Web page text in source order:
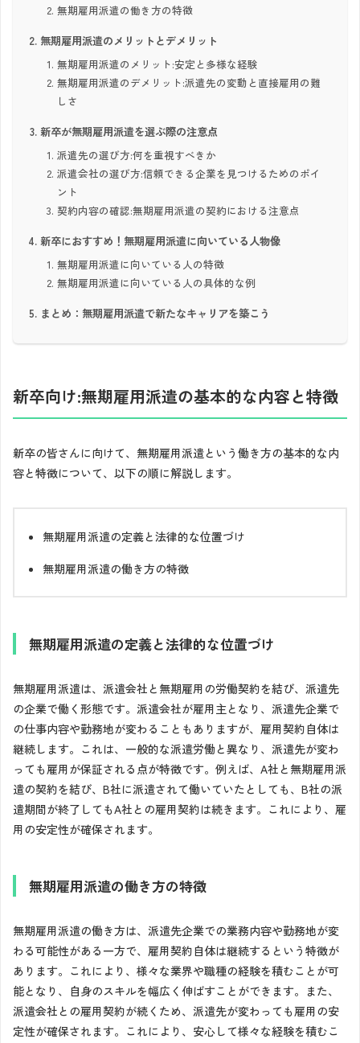
無期雇用派遣の働き方の特徴
無期雇用派遣のメリットとデメリット
無期雇用派遣のメリット:安定と多様な経験
無期雇用派遣のデメリット:派遣先の変動と直接雇用の難
しさ
新卒が無期雇用派遣を選ぶ際の注意点
派遣先の選び方:何を重視すべきか
派遣会社の選び方:信頼できる企業を見つけるためのポイ
ント
契約内容の確認:無期雇用派遣の契約における注意点
新卒におすすめ！無期雇用派遣に向いている人物像
無期雇用派遣に向いている人の特徴
無期雇用派遣に向いている人の具体的な例
まとめ：無期雇用派遣で新たなキャリアを築こう
新卒向け:無期雇用派遣の基本的な内容と特徴
新卒の皆さんに向けて、無期雇用派遣という働き方の基本的な内
容と特徴について、以下の順に解説します。
無期雇用派遣の定義と法律的な位置づけ
無期雇用派遣の働き方の特徴
無期雇用派遣の定義と法律的な位置づけ
無期雇用派遣は、派遣会社と無期雇用の労働契約を結び、派遣先
の企業で働く形態です。派遣会社が雇用主となり、派遣先企業で
の仕事内容や勤務地が変わることもありますが、雇用契約自体は
継続します。これは、一般的な派遣労働と異なり、派遣先が変わ
っても雇用が保証される点が特徴です。例えば、A社と無期雇用派
遣の契約を結び、B社に派遣されて働いていたとしても、B社の派
遣期間が終了してもA社との雇用契約は続きます。これにより、雇
用の安定性が確保されます。
無期雇用派遣の働き方の特徴
無期雇用派遣の働き方は、派遣先企業での業務内容や勤務地が変
わる可能性がある一方で、雇用契約自体は継続するという特徴が
あります。これにより、様々な業界や職種の経験を積むことが可
能となり、自身のスキルを幅広く伸ばすことができます。また、
派遣会社との雇用契約が続くため、派遣先が変わっても雇用の安
定性が確保されます。これにより、安心して様々な経験を積むこ